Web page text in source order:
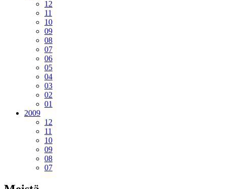
12
11
10
09
08
07
06
05
04
03
02
01
2009
12
11
10
09
08
07